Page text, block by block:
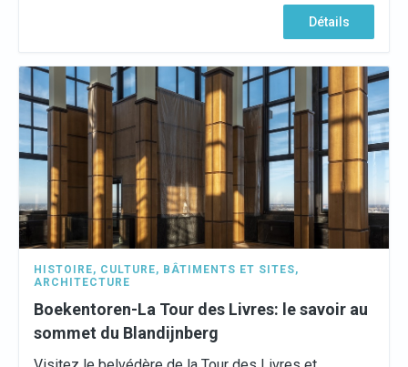
Détails
HISTOIRE, CULTURE, BÂTIMENTS ET SITES,
ARCHITECTURE
Boekentoren-La Tour des Livres: le savoir au
sommet du Blandijnberg